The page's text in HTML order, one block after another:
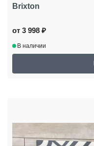
Brixton
от 3 998 ₽
В наличии